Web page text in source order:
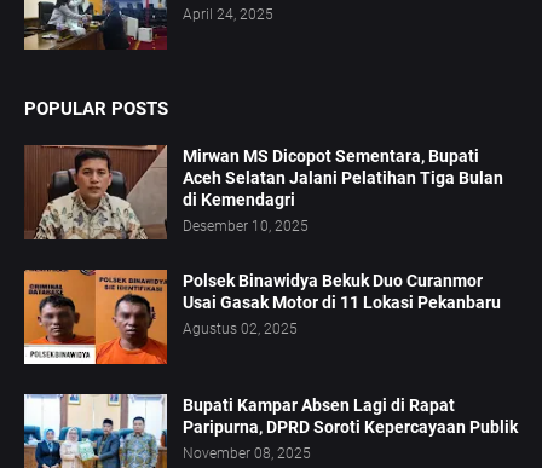
April 24, 2025
POPULAR POSTS
Mirwan MS Dicopot Sementara, Bupati
Aceh Selatan Jalani Pelatihan Tiga Bulan
di Kemendagri
Desember 10, 2025
Polsek Binawidya Bekuk Duo Curanmor
Usai Gasak Motor di 11 Lokasi Pekanbaru
Agustus 02, 2025
Bupati Kampar Absen Lagi di Rapat
Paripurna, DPRD Soroti Kepercayaan Publik
November 08, 2025